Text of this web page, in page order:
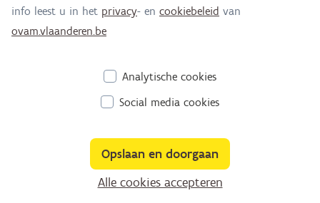
E-mail
laak@ovam.be
info leest u in het privacy- en cookiebeleid van
ovam.vlaanderen.be
Analytische cookies
Social media cookies
Opslaan en doorgaan
Alle cookies accepteren